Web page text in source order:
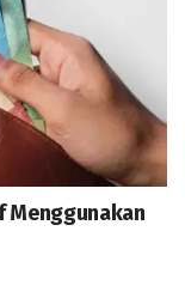
Menggunakan